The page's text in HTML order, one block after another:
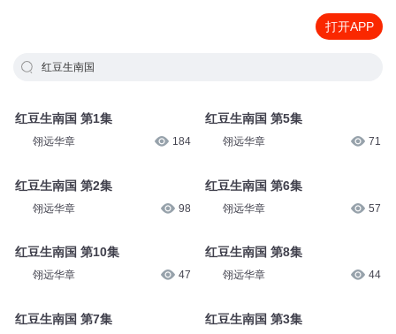
打开APP
红豆生南国
红豆生南国 第1集
翎远华章 184
红豆生南国 第2集
翎远华章 98
红豆生南国 第10集
翎远华章 47
红豆生南国 第7集
红豆生南国 第5集
翎远华章 71
红豆生南国 第6集
翎远华章 57
红豆生南国 第8集
翎远华章 44
红豆生南国 第3集